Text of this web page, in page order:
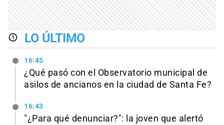
LO ÚLTIMO
16:45
¿Qué pasó con el Observatorio municipal de
asilos de ancianos en la ciudad de Santa Fe?
16:43
"¿Para qué denunciar?": la joven que alertó